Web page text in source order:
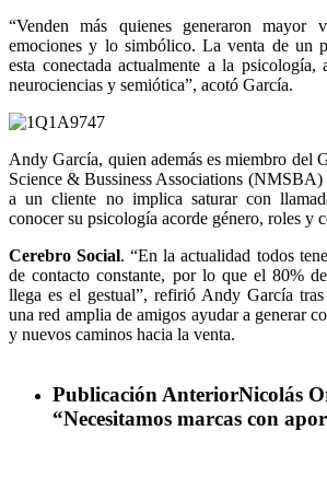
“Venden más quienes generaron mayor
emociones y lo simbólico. La venta de un
esta conectada actualmente a la psicología,
neurociencias y semiótica”, acotó García.
Andy García, quien además es miembro del
Science & Bussiness Associations (NMSBA)
a un cliente no implica saturar con
conocer su psicología acorde género, roles y
Cerebro Social. “En la actualidad todos
de contacto constante, por lo que el 80%
llega es el gestual”, refirió Andy García
una red amplia de amigos ayudar a generar
y nuevos caminos hacia la venta.
Publicación AnteriorNicolás
“Necesitamos marcas con